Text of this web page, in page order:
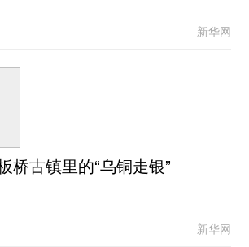
新华网
桥古镇里的“乌铜走银”
新华网